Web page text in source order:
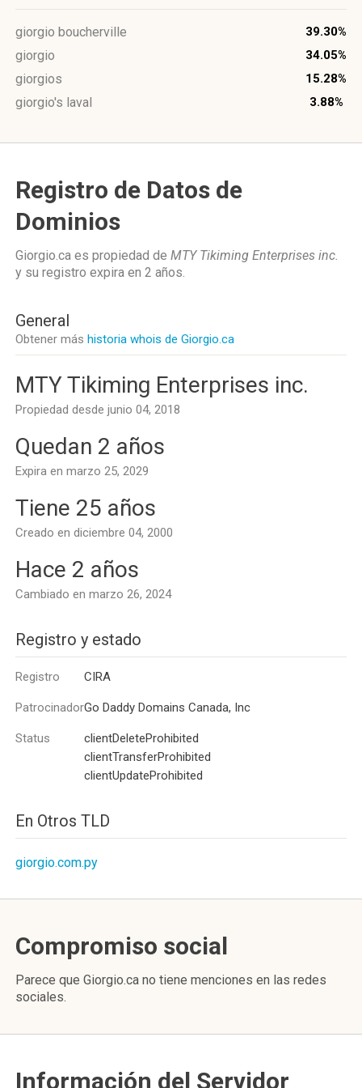
giorgio boucherville 39.30%
giorgio 34.05%
giorgios 15.28%
giorgio's laval 3.88%
Registro de Datos de
Dominios
Giorgio.ca es propiedad de MTY Tikiming Enterprises inc.
y su registro expira en 2 años.
General
Obtener más historia whois de Giorgio.ca
MTY Tikiming Enterprises inc.
Propiedad desde junio 04, 2018
Quedan 2 años
Expira en marzo 25, 2029
Tiene 25 años
Creado en diciembre 04, 2000
Hace 2 años
Cambiado en marzo 26, 2024
Registro y estado
Registro CIRA
PatrocinadorGo Daddy Domains Canada, Inc
Status
clientDeleteProhibited
clientTransferProhibited
clientUpdateProhibited
En Otros TLD
giorgio.com.py
Compromiso social
Parece que Giorgio.ca no tiene menciones en las redes
sociales.
Información del Servidor